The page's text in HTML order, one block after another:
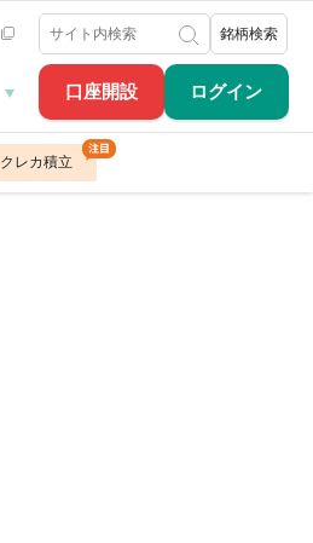
口座開設 ログイン
銘柄検索
クレカ積立